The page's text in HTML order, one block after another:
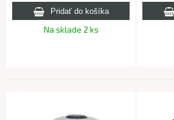
Na sklade 2 ks